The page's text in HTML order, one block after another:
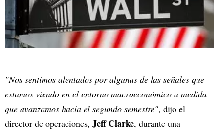
"Nos sentimos alentados por algunas de las señales que
estamos viendo en el entorno macroeconómico a medida
que avanzamos hacia el segundo semestre", dijo el
director de operaciones, Jeff Clarke, durante una